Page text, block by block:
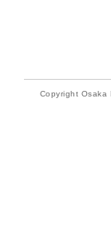
Copyright Osaka